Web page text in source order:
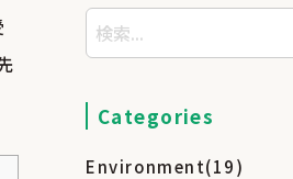
Categories
Environment(19)